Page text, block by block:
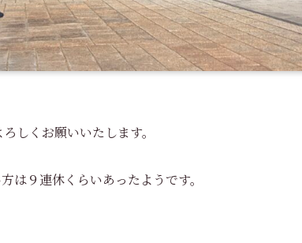
しくお願いいたします。
は９連休くらいあったようです。